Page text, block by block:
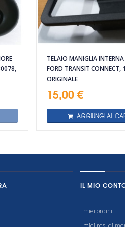
TELAIO MANIGLIA
FORD TRANSIT CONNECT,
ORIGINALE
15,00 €
AGGIUNGI AL
IL MIO
I miei ordini